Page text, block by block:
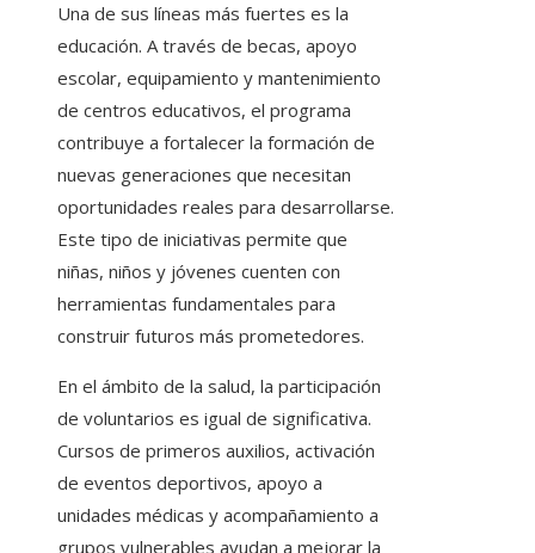
Una de sus líneas más fuertes es la
educación. A través de becas, apoyo
escolar, equipamiento y mantenimiento
de centros educativos, el programa
contribuye a fortalecer la formación de
nuevas generaciones que necesitan
oportunidades reales para desarrollarse.
Este tipo de iniciativas permite que
niñas, niños y jóvenes cuenten con
herramientas fundamentales para
construir futuros más prometedores.
En el ámbito de la salud, la participación
de voluntarios es igual de significativa.
Cursos de primeros auxilios, activación
de eventos deportivos, apoyo a
unidades médicas y acompañamiento a
grupos vulnerables ayudan a mejorar la